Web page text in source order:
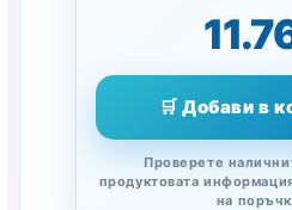
🛒 Добави в
Проверете
продуктовата
на